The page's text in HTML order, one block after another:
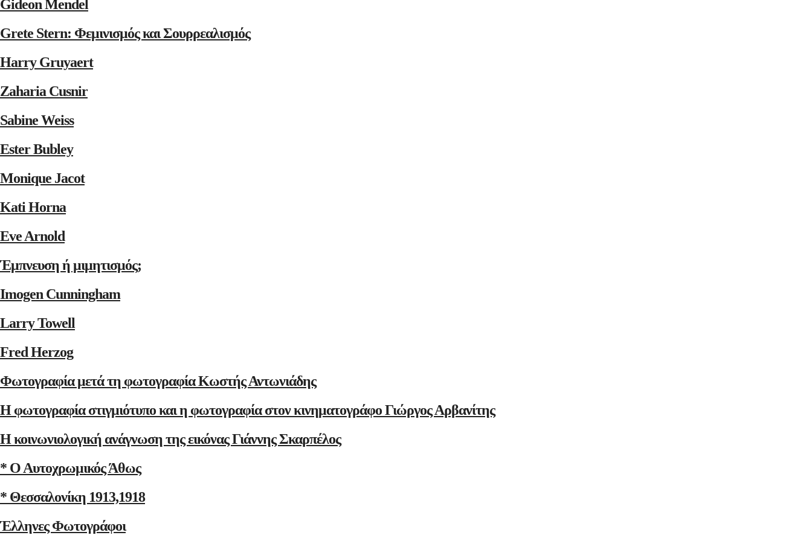
Gideon Mendel
Grete Stern: Φεμινισμός και Σουρρεαλισμός
Harry Gruyaert
Zaharia Cusnir
Sabine Weiss
Ester Bubley
Monique Jacot
Kati Horna
Eve Arnold
Έμπνευση ή μιμητισμός;
Imogen Cunningham
Larry Towell
Fred Herzog
Φωτογραφία μετά τη φωτογραφία Κωστής Αντωνιάδης
Η φωτογραφία στιγμιότυπο και η φωτογραφία στον κινηματογράφο Γιώργος Αρβανίτης
Η κοινωνιολογική ανάγνωση της εικόνας Γιάννης Σκαρπέλος
* Ο Αυτοχρωμικός Άθως
* Θεσσαλονίκη 1913,1918
Έλληνες Φωτογράφοι